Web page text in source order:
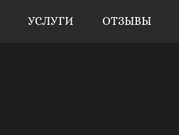
УСЛУГИ ОТЗЫВЫ